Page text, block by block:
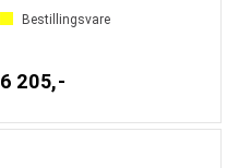
Bestillingsvare
6 205,-